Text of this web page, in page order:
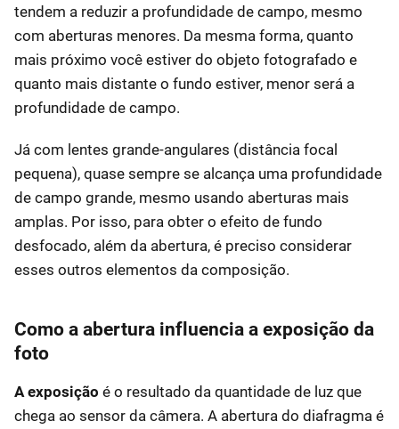
tendem a reduzir a profundidade de campo, mesmo
com aberturas menores. Da mesma forma, quanto
mais próximo você estiver do objeto fotografado e
quanto mais distante o fundo estiver, menor será a
profundidade de campo.
Já com lentes grande-angulares (distância focal
pequena), quase sempre se alcança uma profundidade
de campo grande, mesmo usando aberturas mais
amplas. Por isso, para obter o efeito de fundo
desfocado, além da abertura, é preciso considerar
esses outros elementos da composição.
Como a abertura influencia a exposição da
foto
A exposição é o resultado da quantidade de luz que
chega ao sensor da câmera. A abertura do diafragma é